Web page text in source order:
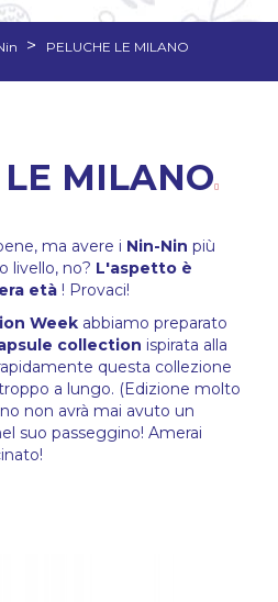
PELUCHE LE MILANO
MILANO
ma avere i Nin-Nin più
livello, no? L'aspetto è
età ! Provaci!
Week abbiamo preparato
collection ispirata alla
questa collezione
a lungo. (Edizione molto
non avrà mai avuto un
suo passeggino! Amerai